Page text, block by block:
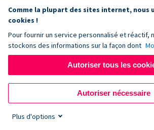
TO THIS AGREEMENT, EVEN IF ADVISED OF THE
Liability Cap
DONORBOX’S TOTAL AGGREGATE LIABILITY
RELATING TO THIS AGREEMENT WILL NOT EXCEED
CUSTOMER TO DONORBOX IN THE TWELVE (12)
THE EVENT GIVING RISE TO THE CLAIM.
Nothing limits liability for: (a) amounts Customer
Comme la plupart des sites internet, nous
cookies !
Pour fournir un service personnalisé et réactif,
stockons des informations sur la façon dont
Autoriser tous les
Autoriser nécessaire
Plus d'options